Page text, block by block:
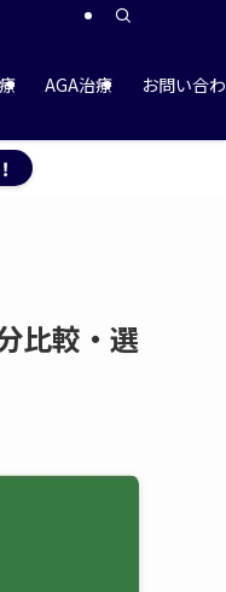
AGA治療 お問い合
比較・選